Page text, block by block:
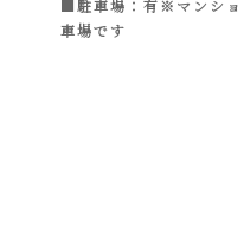
■駐車場：有※マンショ
車場です